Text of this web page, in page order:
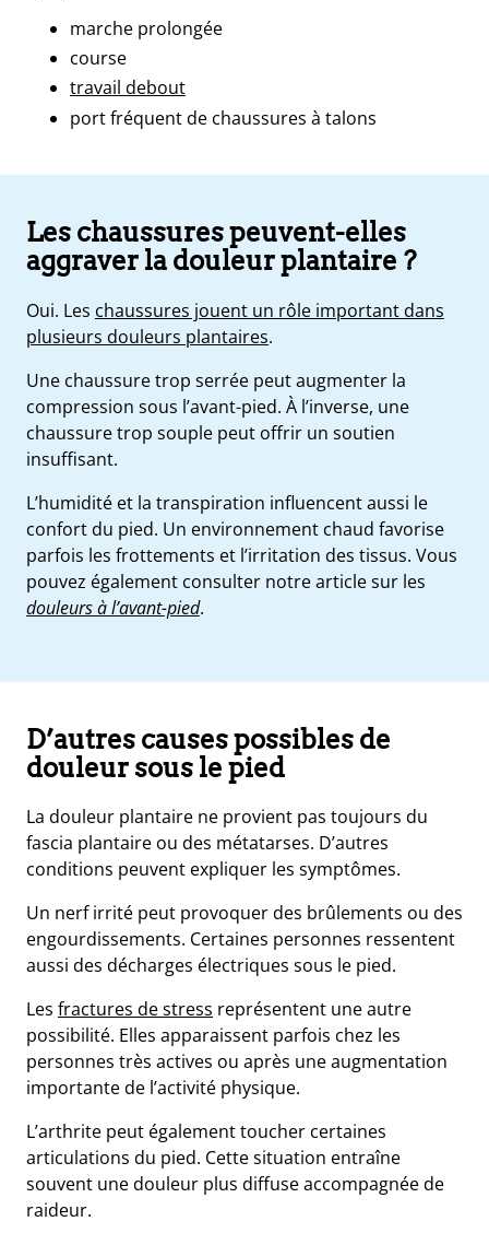
marche prolongée
course
travail debout
port fréquent de chaussures à talons
Les chaussures peuvent-elles
aggraver la douleur plantaire ?
Oui. Les chaussures jouent un rôle important dans
plusieurs douleurs plantaires.
Une chaussure trop serrée peut augmenter la
compression sous l’avant-pied. À l’inverse, une
chaussure trop souple peut offrir un soutien
insuffisant.
L’humidité et la transpiration influencent aussi le
confort du pied. Un environnement chaud favorise
parfois les frottements et l’irritation des tissus. Vous
pouvez également consulter notre article sur les
douleurs à l’avant-pied.
D’autres causes possibles de
douleur sous le pied
La douleur plantaire ne provient pas toujours du
fascia plantaire ou des métatarses. D’autres
conditions peuvent expliquer les symptômes.
Un nerf irrité peut provoquer des brûlements ou des
engourdissements. Certaines personnes ressentent
aussi des décharges électriques sous le pied.
Les fractures de stress représentent une autre
possibilité. Elles apparaissent parfois chez les
personnes très actives ou après une augmentation
importante de l’activité physique.
L’arthrite peut également toucher certaines
articulations du pied. Cette situation entraîne
souvent une douleur plus diffuse accompagnée de
raideur.